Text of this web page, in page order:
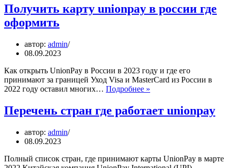
unionpay
так
Получить карту unionpay в россии где
оформить
автор: admin
08.09.2023
Как открыть UnionPay в России в 2023 году и где его
принимают за границей Уход Visa и MasterCard из России в
2022 году оставил многих… Подробнее »
в
Перечень стран где работает unionpay
автор: admin
08.09.2023
Полный список стран, где принимают карты UnionPay в марте